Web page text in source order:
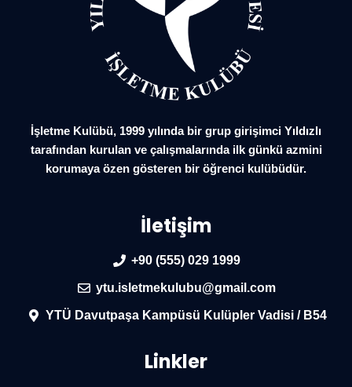
İşletme Kulübü, 1999 yılında bir grup girişimci Yıldızlı
tarafından kurulan ve çalışmalarında ilk günkü azmini
korumaya özen gösteren bir öğrenci kulübüdür.
İletişim
+90 (555) 029 1999
ytu.isletmekulubu@gmail.com
YTÜ Davutpaşa Kampüsü Kulüpler Vadisi / B54
Linkler